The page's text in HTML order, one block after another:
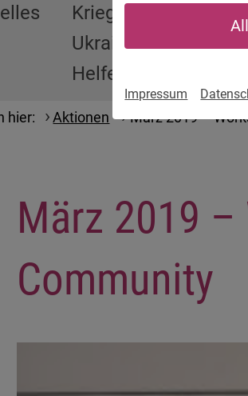
Impressum
Krieg in der
Ukraine:
Helfen
hier: Aktionen März 2019 –
März 2019 –
Community